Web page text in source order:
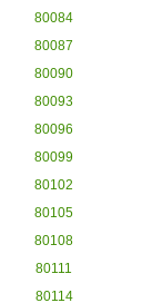
80084
80087
80090
80093
80096
80099
80102
80105
80108
80111
80114